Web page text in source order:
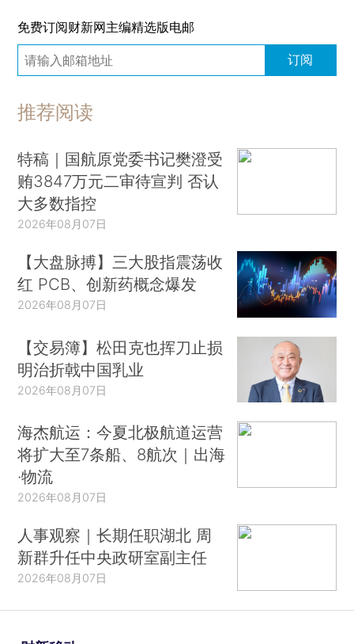
阿巴斯再次当选法塔赫主席
世卫组织：全球卫生进展失衡 急需采取行动
李强会见美工商界代表：把中美合作共赢的纽带联结得更紧
免费订阅财新网主编精选版电邮
订阅
推荐阅读
特稿｜国航原党委书记樊澄受
贿3847万元二审待宣判 否认
大多数指控
2026年08月07日
【大盘脉搏】三大股指震荡收
红 PCB、创新药概念爆发
2026年08月07日
【交易簿】松田克也挥刀止损
明治折戟中国乳业
2026年08月07日
海杰航运：今夏北极航道运营
将扩大至7条船、8航次｜出海
·物流
2026年08月07日
人事观察｜长期任职湖北 周
新群升任中央政研室副主任
2026年08月07日